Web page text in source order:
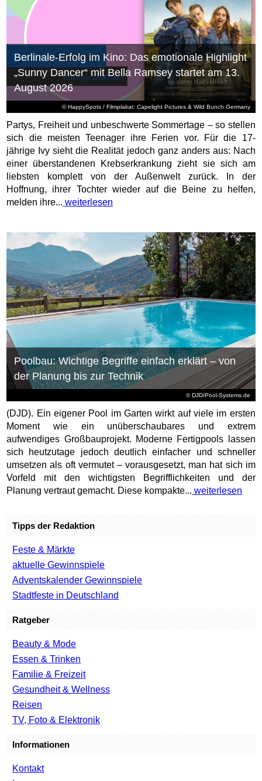
© HappySpots / Filmplakat: Capelight Pictures & Wild Bunch Germany
Berlinale-Erfolg im Kino: Das emotionale Highlight
„Sunny Dancer“ mit Bella Ramsey startet am 13.
August 2026
Partys, Freiheit und unbeschwerte Sommertage – so stellen
sich die meisten Teenager ihre Ferien vor. Für die 17-
jährige Ivy sieht die Realität jedoch ganz anders aus: Nach
einer überstandenen Krebserkrankung zieht sie sich am
liebsten komplett von der Außenwelt zurück. In der
Hoffnung, ihrer Tochter wieder auf die Beine zu helfen,
melden ihre... weiterlesen
© DJD/Pool-Systems.de
Poolbau: Wichtige Begriffe einfach erklärt – von
der Planung bis zur Technik
(DJD). Ein eigener Pool im Garten wirkt auf viele im ersten
Moment wie ein unüberschaubares und extrem
aufwendiges Großbauprojekt. Moderne Fertigpools lassen
sich heutzutage jedoch deutlich einfacher und schneller
umsetzen als oft vermutet – vorausgesetzt, man hat sich im
Vorfeld mit den wichtigsten Begrifflichkeiten und der
Planung vertraut gemacht. Diese kompakte... weiterlesen
Tipps der Redaktion
Feste & Märkte
aktuelle Gewinnspiele
Adventskalender Gewinnspiele
Stadtfeste in Deutschland
Ratgeber
Beauty & Mode
Essen & Trinken
Familie & Freizeit
Gesundheit & Wellness
Reisen
TV, Foto & Elektronik
Informationen
Kontakt